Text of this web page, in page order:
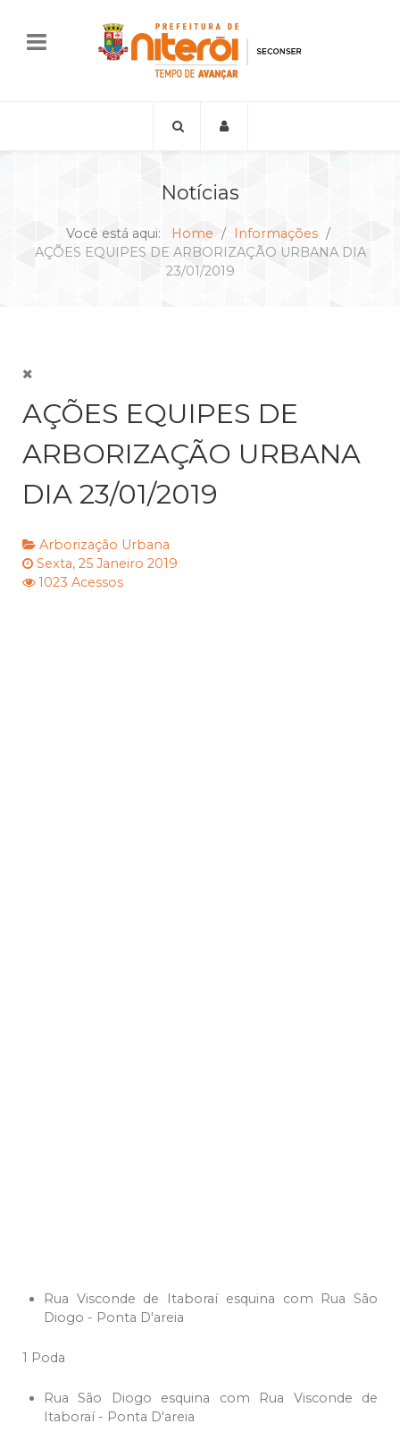
Notícias
Você está aqui: Home
Informações
AÇÕES EQUIPES DE ARBORIZAÇÃO URBANA DIA
23/01/2019
AÇÕES EQUIPES DE
ARBORIZAÇÃO URBANA
DIA 23/01/2019
Arborização Urbana
Sexta, 25 Janeiro 2019
1023 Acessos
Rua Visconde de Itaboraí esquina com Rua São
Diogo - Ponta D'areia
1 Poda
Rua São Diogo esquina com Rua Visconde de
Itaboraí - Ponta D'areia